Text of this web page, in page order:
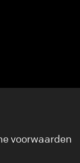
voorwaarden